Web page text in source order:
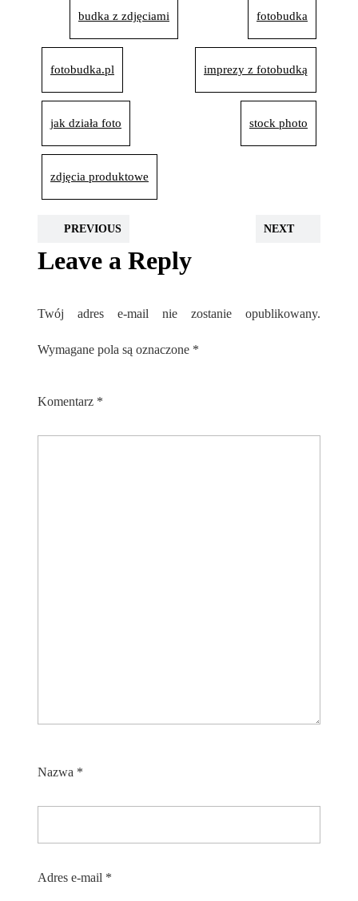
budka z zdjęciami fotobudka
fotobudka.pl imprezy z fotobudką
jak działa foto stock photo
zdjęcia produktowe
PREVIOUS NEXT
Leave a Reply
Twój adres e-mail nie zostanie opublikowany.
Wymagane pola są oznaczone *
Komentarz *
Nazwa *
Adres e-mail *